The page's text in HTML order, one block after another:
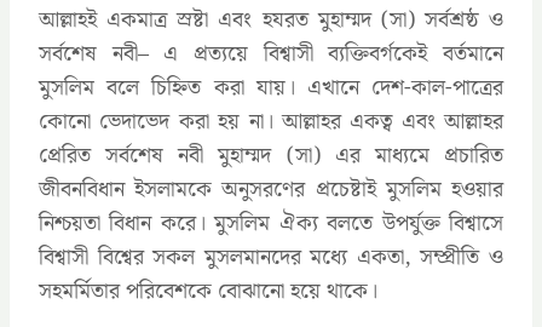
আল্লাহই একমাত্র স্রষ্টা এবং হযরত মুহাম্মদ (সা) সর্বশ্রষ্ঠ ও
সর্বশেষ নবী– এ প্রত্যয়ে বিশ্বাসী ব্যক্তিবর্গকেই বর্তমানে
মুসলিম বলে চিহ্নিত করা যায়। এখানে দেশ-কাল-পাত্রের
কোনো ভেদাভেদ করা হয় না। আল্লাহর একত্ব এবং আল্লাহর
প্রেরিত সর্বশেষ নবী মুহাম্মদ (সা) এর মাধ্যমে প্রচারিত
জীবনবিধান ইসলামকে অনুসরণের প্রচেষ্টাই মুসলিম হওয়ার
নিশ্চয়তা বিধান করে। মুসলিম ঐক্য বলতে উপর্যুক্ত বিশ্বাসে
বিশ্বাসী বিশ্বের সকল মুসলমানদের মধ্যে একতা, সম্প্রীতি ও
সহমর্মিতার পরিবেশকে বোঝানো হয়ে থাকে।